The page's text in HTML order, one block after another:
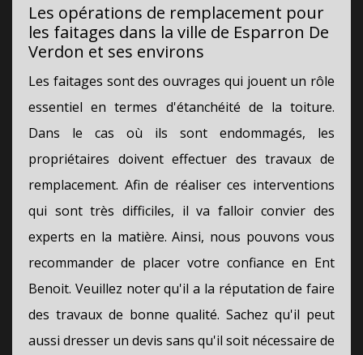
Les opérations de remplacement pour
les faitages dans la ville de Esparron De
Verdon et ses environs
Les faitages sont des ouvrages qui jouent un rôle
essentiel en termes d'étanchéité de la toiture.
Dans le cas où ils sont endommagés, les
propriétaires doivent effectuer des travaux de
remplacement. Afin de réaliser ces interventions
qui sont très difficiles, il va falloir convier des
experts en la matière. Ainsi, nous pouvons vous
recommander de placer votre confiance en Ent
Benoit. Veuillez noter qu'il a la réputation de faire
des travaux de bonne qualité. Sachez qu'il peut
aussi dresser un devis sans qu'il soit nécessaire de